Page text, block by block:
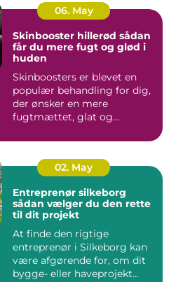
06. May
Skinbooster hillerød sådan
får du mere fugt og glød i
huden
Skinboosters er blevet en
populær behandling for dig,
der ønsker en mere
fugtmættet, glat og
02. May
Entreprenør silkeborg
sådan vælger du den rette
til dit projekt
At finde den rigtige
entreprenør i Silkeborg kan
være afgørende for, om dit
bygge- eller haveprojekt...